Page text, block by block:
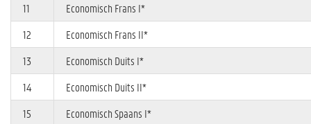
11
Economisch Frans I*
12
Economisch Frans II*
13
Economisch Duits I*
14
Economisch Duits II*
15
Economisch Spaans I*